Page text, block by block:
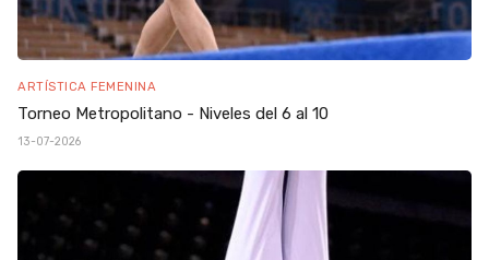
ARTÍSTICA FEMENINA
Torneo Metropolitano - Niveles del 6 al 10
13-07-2026